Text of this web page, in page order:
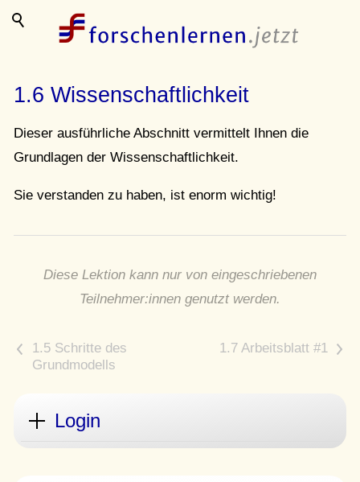
1.6 Wissenschaftlichkeit
Dieser ausführliche Abschnitt vermittelt Ihnen die
Grundlagen der Wissenschaftlichkeit.
Sie verstanden zu haben, ist enorm wichtig!
Diese Lektion kann nur von eingeschriebenen
Teilnehmer:innen genutzt werden.
< >
Login